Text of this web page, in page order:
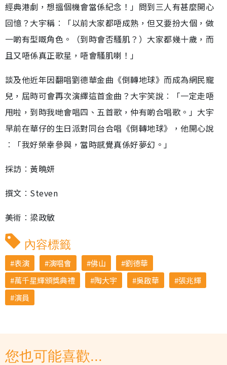
經典港劇，想搵個機會當係紀念！」問到三人有甚麼開心
回憶？大宇稱︰「以前大家都唔成熟，但又要扮大個，做
一啲有型嘅角色。（到時會否騷肌？）大家都幾十歲，而
且又唔係真正歌星，唔會騷肌喇！」
談及他近年因翻唱劉德華金曲《倒轉地球》而成為網民寵
兒，屆時可會再次演繹這首金曲？大宇笑說︰「一定走唔
甩啦，到時我哋會唱四、五首歌，仲有啲合唱歌。」大宇
早前在華仔的生日派對同台合唱《倒轉地球》，他開心說
︰「我好榮幸參與，當時感覺真係好夢幻。」
採訪︰黃曉妍
撰文︰Steven
美術︰梁政敏
內容標籤
表演 演唱會 佛山
劉德華
萬千星輝頒獎典禮
陶大宇 吳啟華
張兆輝
演員
您也可能喜歡...